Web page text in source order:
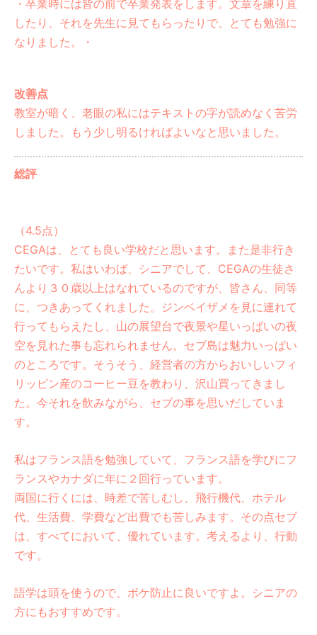
・卒業時には皆の前で卒業発表をします。文章を練り直
したり、それを先生に見てもらったりで、とても勉強に
なりました。・
改善点
教室が暗く、老眼の私にはテキストの字が読めなく苦労
しました。もう少し明るければよいなと思いました。
総評
（4.5点）
CEGAは、とても良い学校だと思います。また是非行き
たいです。私はいわば、シニアでして、CEGAの生徒さ
んより３０歳以上はなれているのですが、皆さん、同等
に、つきあってくれました。ジンベイザメを見に連れて
行ってもらえたし、山の展望台で夜景や星いっぱいの夜
空を見れた事も忘れられません。セブ島は魅力いっぱい
のところです。そうそう、経営者の方からおいしいフィ
リッピン産のコーヒー豆を教わり、沢山買ってきまし
た。今それを飲みながら、セブの事を思いだしていま
す。
私はフランス語を勉強していて、フランス語を学びにフ
ランスやカナダに年に２回行っています。
両国に行くには、時差で苦しむし、飛行機代、ホテル
代、生活費、学費など出費でも苦しみます。その点セブ
は、すべてにおいて、優れています。考えるより、行動
です。
語学は頭を使うので、ボケ防止に良いですよ。シニアの
方にもおすすめです。